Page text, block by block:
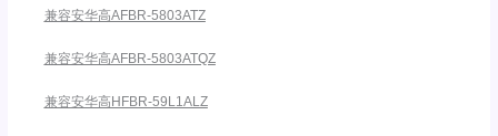
兼容安华高AFBR-5803ATZ
兼容安华高AFBR-5803ATQZ
兼容安华高HFBR-59L1ALZ